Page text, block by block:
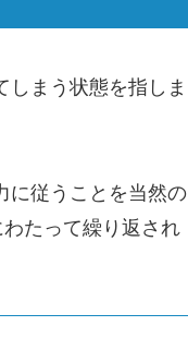
しまう状態を指しま
に従うことを当然の
たって繰り返され